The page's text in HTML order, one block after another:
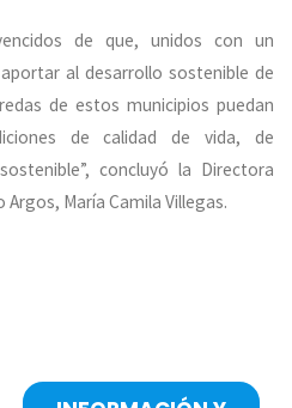
de que, unidos con un
al desarrollo sostenible de
de estos municipios puedan
de calidad de vida, de
concluyó la Directora
María Camila Villegas.